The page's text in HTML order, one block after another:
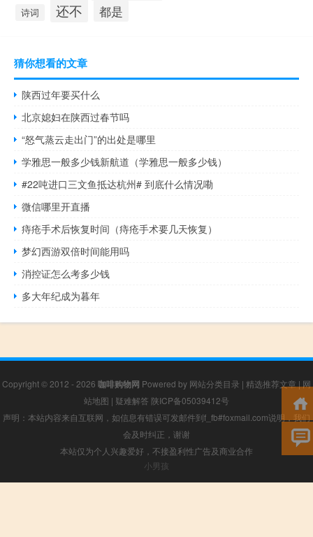
诗词 还不 都是
猜你想看的文章
陕西过年要买什么
北京媳妇在陕西过春节吗
“怒气蒸云走出门”的出处是哪里
学雅思一般多少钱新航道（学雅思一般多少钱）
#22吨进口三文鱼抵达杭州# 到底什么情况嘞
微信哪里开直播
痔疮手术后恢复时间（痔疮手术要几天恢复）
梦幻西游双倍时间能用吗
消控证怎么考多少钱
多大年纪成为暮年
Copyright © 2012 - 2026 咖啡购物网 Powered by 网站分类目录 | 精选推荐文章 | 网
站地图 | 疑难解答 陕ICP备05039412号
声明：本站内容来自互联网，如信息有错误可发邮件到f_fb#foxmail.com说明，我们
会及时纠正，谢谢
本站仅为个人兴趣爱好，不接盈利性广告及商业合作
小男孩